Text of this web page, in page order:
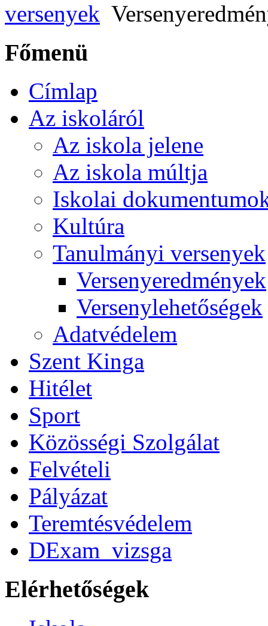
versenyek
Főmenü
Címlap
Az iskoláról
Az iskola jelene
Az iskola múltja
Iskolai
Kultúra
Tanulmányi versenyek
Versenyeredmények
Versenylehetőségek
Adatvédelem
Szent Kinga
Hitélet
Sport
Közösségi Szolgálat
Felvételi
Pályázat
Teremtésvédelem
DExam_vizsga
Elérhetőségek